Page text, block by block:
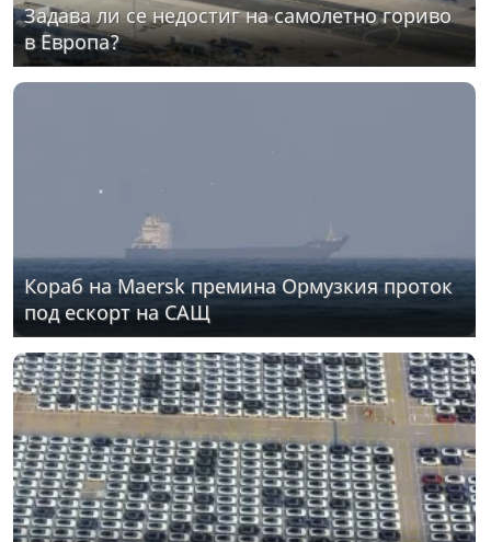
Задава ли се недостиг на самолетно гориво
в Европа?
Кораб на Maersk премина Ормузкия проток
под ескорт на САЩ